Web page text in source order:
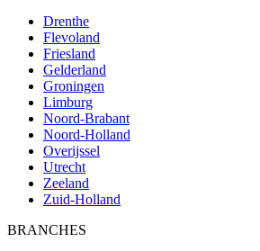
Drenthe
Flevoland
Friesland
Gelderland
Groningen
Limburg
Noord-Brabant
Noord-Holland
Overijssel
Utrecht
Zeeland
Zuid-Holland
BRANCHES